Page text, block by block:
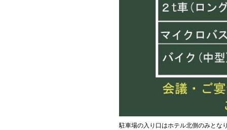
駐車場の入り口はホテル北側のみとな